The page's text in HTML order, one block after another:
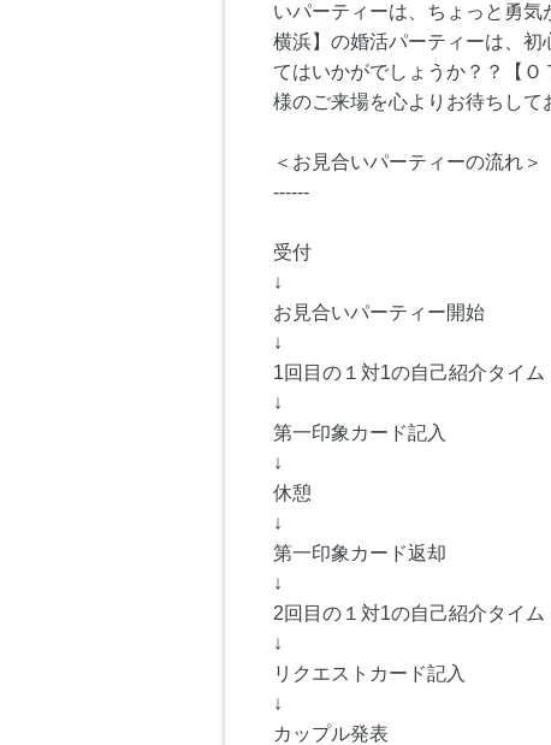
いパーティーは、ちょっと勇気
横浜】の婚活パーティーは、
てはいかがでしょうか？？【
様のご来場を心よりお待ちして
＜お見合いパーティーの流れ＞
------
受付
↓
お見合いパーティー開始
↓
1回目の１対1の自己紹介タイム
↓
第一印象カード記入
↓
休憩
↓
第一印象カード返却
↓
2回目の１対1の自己紹介タイム
↓
リクエストカード記入
↓
カップル発表